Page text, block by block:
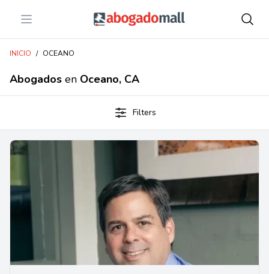
Open menu Abogadomall
INICIO / OCEANO
Abogados en Oceano, CA
Filters